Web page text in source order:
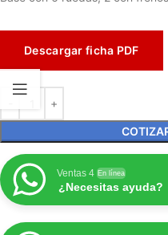
Descargar ficha PDF
Ventas 4 En línea
¿Necesitas ayuda?